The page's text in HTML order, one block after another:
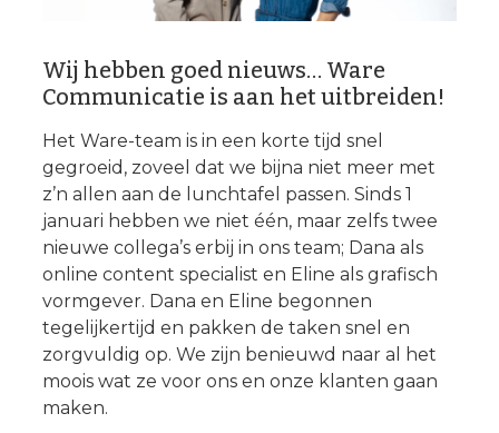
Wij hebben goed nieuws… Ware
Communicatie is aan het uitbreiden!
Het Ware-team is in een korte tijd snel
gegroeid, zoveel dat we bijna niet meer met
z’n allen aan de lunchtafel passen. Sinds 1
januari hebben we niet één, maar zelfs twee
nieuwe collega’s erbij in ons team; Dana als
online content specialist en Eline als grafisch
vormgever. Dana en Eline begonnen
tegelijkertijd en pakken de taken snel en
zorgvuldig op. We zijn benieuwd naar al het
moois wat ze voor ons en onze klanten gaan
maken.